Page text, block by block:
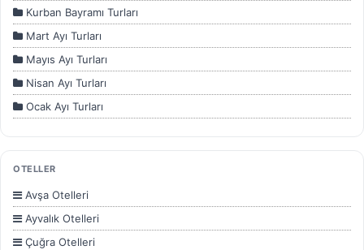
Kurban Bayramı Turları
Mart Ayı Turları
Mayıs Ayı Turları
Nisan Ayı Turları
Ocak Ayı Turları
Yurtdışı Turları
OTELLER
Avşa Otelleri
Ayvalık Otelleri
Çuğra Otelleri